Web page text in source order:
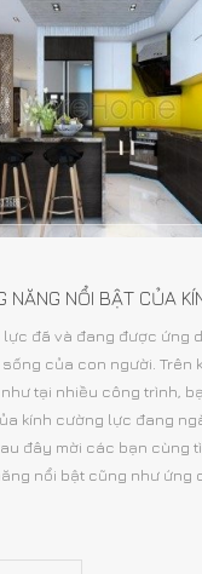
NĂNG NỔI BẬT CỦA
lực đã và đang được ứng
của con người. Trên
tại nhiều công trình,
kính cường lực đang
đây mời các bạn cùng
nổi bật cũng như ứng